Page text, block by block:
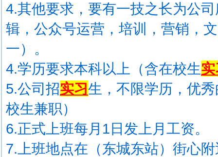
4.其他要求，要有一技之长为公
辑，公众号运营，培训，营销，
一）。
4.学历要求本科以上（含在校生
5.公司招实习生，不限学历，优
校生兼职）
6.正式上班每月1日发上月工资。
7.上班地点在（东城东站）街心